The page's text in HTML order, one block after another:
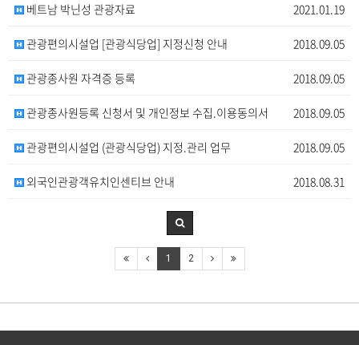
2021.01.19
베트남 박닌성 관광자료
2018.09.05
관광편의시설업 [관광식당업] 지정신청 안내
2018.09.05
관광종사원 자격증 등록
2018.09.05
관광종사원등록 신청서 및 개인정보 수집.이용동의서
2018.09.05
관광편의시설업 (관광식당업) 지정.관리 업무
2018.08.31
외국인관광객유치인센티브 안내
1 2